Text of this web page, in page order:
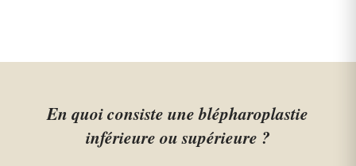
En quoi consiste une blépharoplastie
inférieure ou supérieure ?